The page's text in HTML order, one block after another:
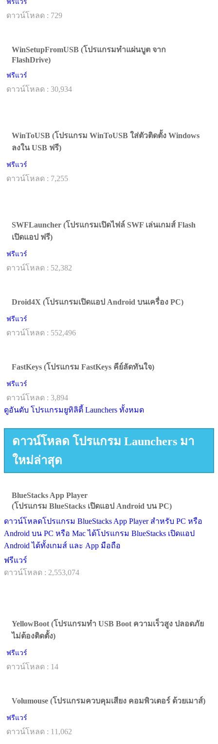
ฟรีแวร์
ดาวน์โหลด : 729
WinSetupFromUSB (โปรแกรมทำแผ่นบูต จาก
FlashDrive)
ฟรีแวร์
ดาวน์โหลด : 30,934
WinToUSB (โปรแกรม WinToUSB ใส่ตัวติดตั้ง Windows
ลงใน USB ฟรี)
ฟรีแวร์
ดาวน์โหลด : 7,255
SWFLauncher (โปรแกรมเปิดไฟล์ SWF เล่นเกมส์ Flash
เปิดแอป ฟรี)
ฟรีแวร์
ดาวน์โหลด : 52,382
Droid4X (โปรแกรมเปิดแอป Android บนเครื่อง PC)
ฟรีแวร์
ดาวน์โหลด : 552,496
FastKeys (โปรแกรม FastKeys คีย์ลัดทันใจ)
ฟรีแวร์
ดาวน์โหลด : 3,894
ดูอันดับ โปรแกรมยูทิลิตี้ Launchers ทั้งหมด
ดาวน์โหลด โปรแกรม Launchers มา
ใหม่ล่าสุด
BlueStacks App Player
(โปรแกรม BlueStacks เปิดแอป Android บน PC)
ดาวน์โหลดโปรแกรม BlueStacks App Player สำหรับ PC หรือ
Android บน PC หรือ Mac ได้โปรแกรม BlueStacks เปิดแอป
Android ได้ทั้งเกมส์ และ App มือถือ
ฟรีแวร์
ดาวน์โหลด : 2,553,074
YellowBoot (โปรแกรมทำ USB Boot ความเร็วสูง ปลอดภัย
ไม่ต้องติดตั้ง)
ฟรีแวร์
ดาวน์โหลด : 14
Volumouse (โปรแกรมควบคุมเสียง คอมพิวเตอร์ ด้วยเมาส์)
ฟรีแวร์
ดาวน์โหลด : 11,062